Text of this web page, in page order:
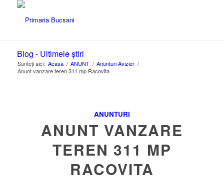
Blog - Ultimele știri
Sunteți aici: Acasa / ANUNT / Anunturi Avizier /
Anunt vanzare teren 311 mp Racovita
ANUNTURI
ANUNT VANZARE
TEREN 311 MP
RACOVITA